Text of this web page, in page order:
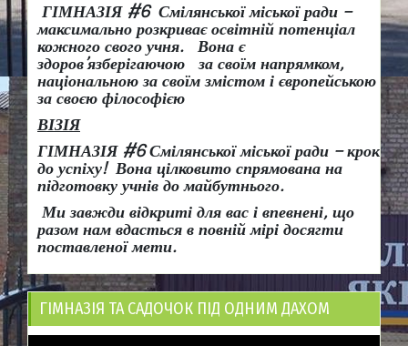
ГІМНАЗІЯ #6 Смілянської міської ради –
максимально розкриває освітній потенціал
кожного свого учня.
Вона є
здоров’язберігаючою за своїм напрямком,
національною за своїм змістом і європейською
за своєю філософією
ВІЗІЯ
ГІМНАЗІЯ #6 Смілянської міської ради – крок
до успіху! Вона цілковито спрямована на
підготовку учнів до майбутнього.
Ми завжди відкриті для вас і впевнені, що
разом нам вдасться в повній мірі досягти
поставленої мети.
ГІМНАЗІЯ ТА САДОЧОК ПІД ОДНИМ ДАХОМ